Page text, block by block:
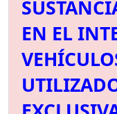
EN EL